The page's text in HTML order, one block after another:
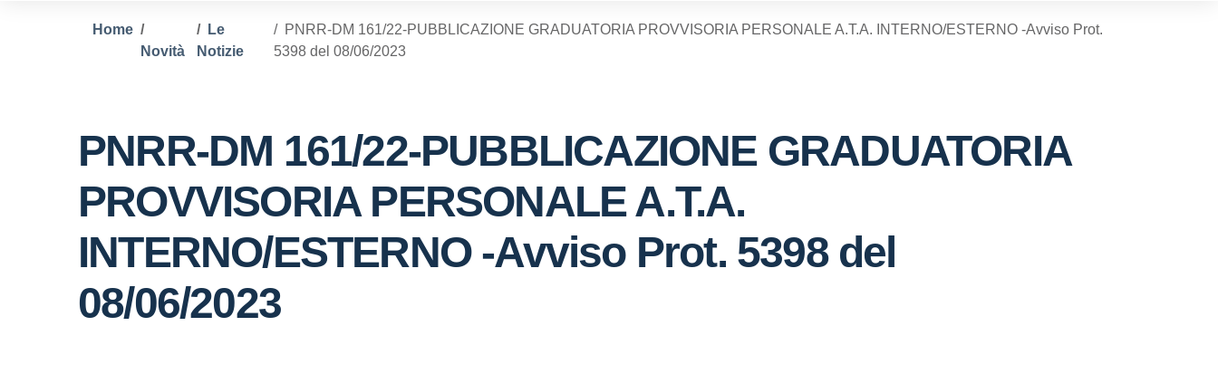
Home
Novità
Le
Notizie
PNRR-DM 161/22-PUBBLICAZIONE GRADUATORIA PROVVISORIA PERSONALE A.T.A. INTERNO/ESTERNO -Avviso Prot.
5398 del 08/06/2023
PNRR-DM 161/22-PUBBLICAZIONE GRADUATORIA
PROVVISORIA PERSONALE A.T.A.
INTERNO/ESTERNO -Avviso Prot. 5398 del
08/06/2023